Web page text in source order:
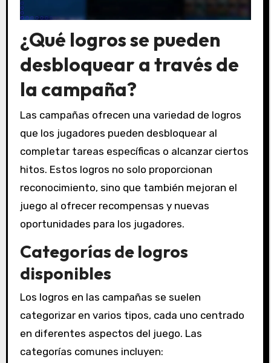
¿Qué logros se pueden
desbloquear a través de
la campaña?
Las campañas ofrecen una variedad de logros
que los jugadores pueden desbloquear al
completar tareas específicas o alcanzar ciertos
hitos. Estos logros no solo proporcionan
reconocimiento, sino que también mejoran el
juego al ofrecer recompensas y nuevas
oportunidades para los jugadores.
Categorías de logros
disponibles
Los logros en las campañas se suelen
categorizar en varios tipos, cada uno centrado
en diferentes aspectos del juego. Las
categorías comunes incluyen: